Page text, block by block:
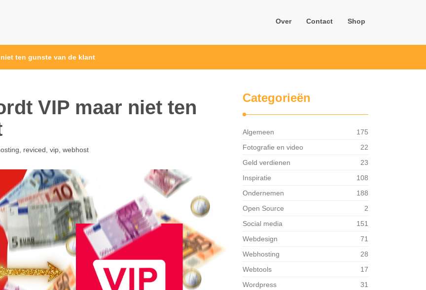
Over Contact Shop
ten gunste van de klant
VIP maar niet ten
reviced vip webhost
Categorieën
Algemeen
175
Fotografie en video
22
Geld verdienen
23
Inspiratie
108
Ondernemen
188
Open Source
2
Social media
151
Webdesign
71
Webhosting
28
Webtools
17
Wordpress
31